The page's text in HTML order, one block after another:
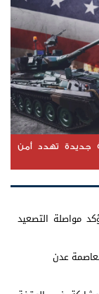
جديدة تهدد أمن
مواصلة التصعيد
عدن